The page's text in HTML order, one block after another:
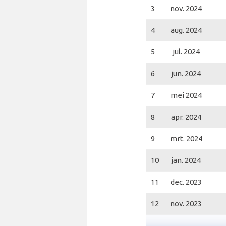
3 nov. 2024
4 aug. 2024
5 jul. 2024
6 jun. 2024
7 mei 2024
8 apr. 2024
9 mrt. 2024
10 jan. 2024
11 dec. 2023
12 nov. 2023